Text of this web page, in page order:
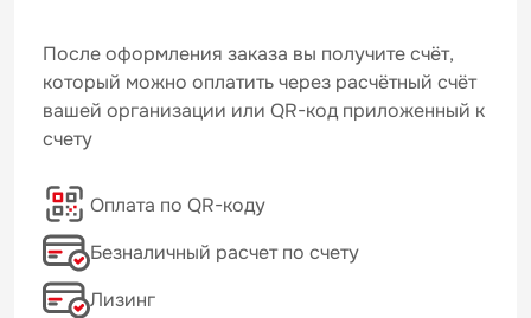
После оформления заказа вы получите счёт,
который можно оплатить через расчётный счёт
вашей организации или QR-код приложенный к
счету
Оплата по QR-коду
Безналичный расчет по счету
Лизинг